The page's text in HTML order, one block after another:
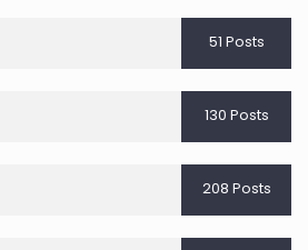
51 Posts
130 Posts
208 Posts